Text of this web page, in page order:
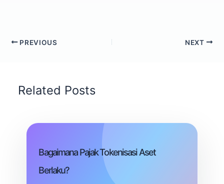
PREVIOUS NEXT
Related Posts
Bagaimana Pajak Tokenisasi Aset
Berlaku?